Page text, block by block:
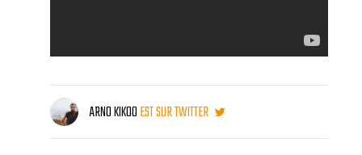
ARNO KIKOOEST SUR TWITTER